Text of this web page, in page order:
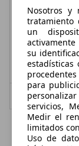
136.811 km
103 kW (140 CV)
- (Propietarios)
- (l/100 km)
Vendedor,ES-
Nosotros y
tratamiento
un
su
estadísticas
para
servicios,
Medir el
limitados
Uso de